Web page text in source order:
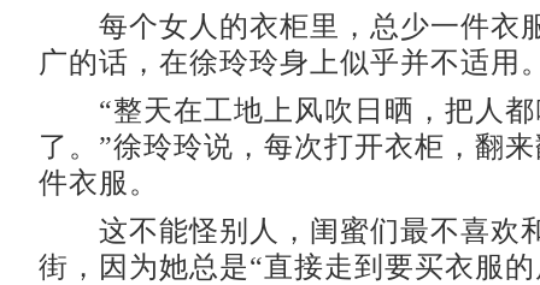
每个女人的衣柜里，总少一件衣
广的话，在徐玲玲身上似乎并不适用
“整天在工地上风吹日晒，把人都
了。”徐玲玲说，每次打开衣柜，翻
件衣服。
这不能怪别人，闺蜜们最不喜欢
街，因为她总是“直接走到要买衣服